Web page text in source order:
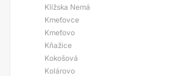
Klížska Nemá
Kmeťovce
Kmeťovo
Kňažice
Kokošová
Kolárovo